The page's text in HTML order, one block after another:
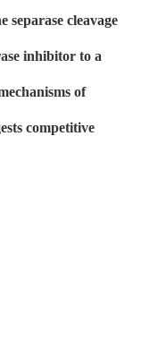
separase cleavage
inhibitor to a
of
competitive